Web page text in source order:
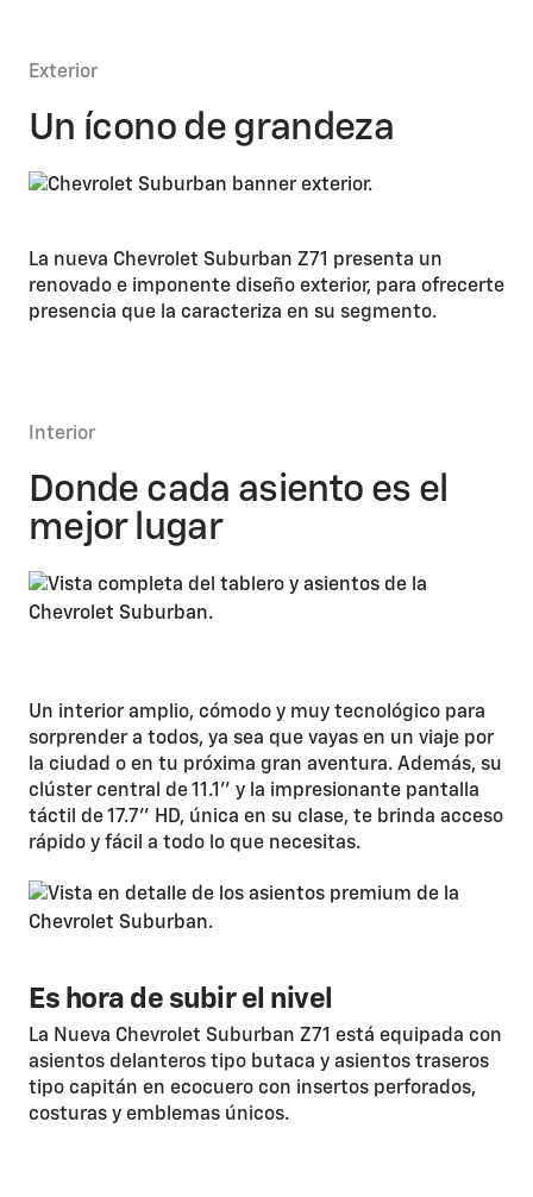
Exterior
Un ícono de grandeza
La nueva Chevrolet Suburban Z71 presenta un
renovado e imponente diseño exterior, para ofrecerte
presencia que la caracteriza en su segmento.
Interior
Donde cada asiento es el
mejor lugar
Un interior amplio, cómodo y muy tecnológico para
sorprender a todos, ya sea que vayas en un viaje por
la ciudad o en tu próxima gran aventura. Además, su
clúster central de 11.1’’ y la impresionante pantalla
táctil de 17.7’’ HD, única en su clase, te brinda acceso
rápido y fácil a todo lo que necesitas.
Es hora de subir el nivel
La Nueva Chevrolet Suburban Z71 está equipada con
asientos delanteros tipo butaca y asientos traseros
tipo capitán en ecocuero con insertos perforados,
costuras y emblemas únicos.